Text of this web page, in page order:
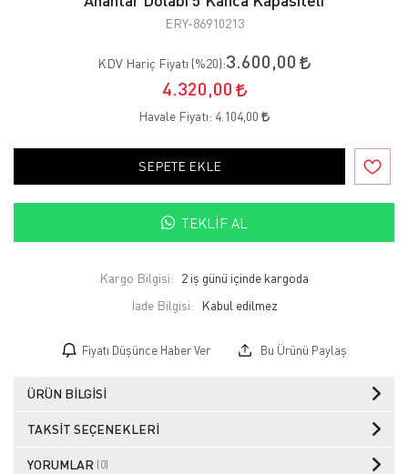
ERY-86910213
KDV Hariç Fiyatı (%20):3.600,00
4.320,00
Havale Fiyatı: 4.104,00
SEPETE EKLE
TEKLIF AL
Kargo Bilgisi: 2 iş günü içinde kargoda
İade Bilgisi:
Fiyatı Düşünce Haber Ver Bu Ürünü Paylaş
ÜRÜN BILGISI
TAKSIT SEÇENEKLERI
YORUMLAR (0)